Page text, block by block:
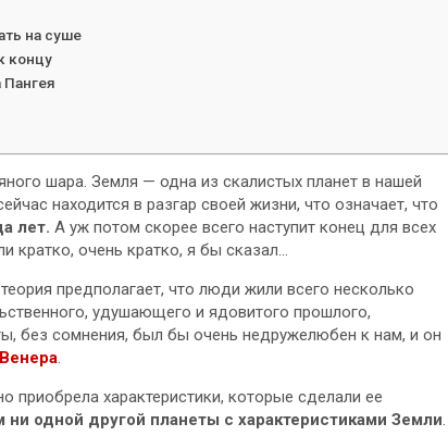
на суше
концу
Пангея
шара. Земля — ​​одна из скалистых планет в нашей
находится в разгар своей жизни, что означает, что
лет. А уж потом скорее всего наступит конец для всех
кратко, очень кратко, я бы сказал…
предполагает, что люди жили всего несколько
удушающего и ядовитого прошлого,
без сомнения, был бы очень недружелюбен к нам, и он
Венера.
приобрела характеристики, которые сделали ее
одной другой планеты с характеристиками Земли.